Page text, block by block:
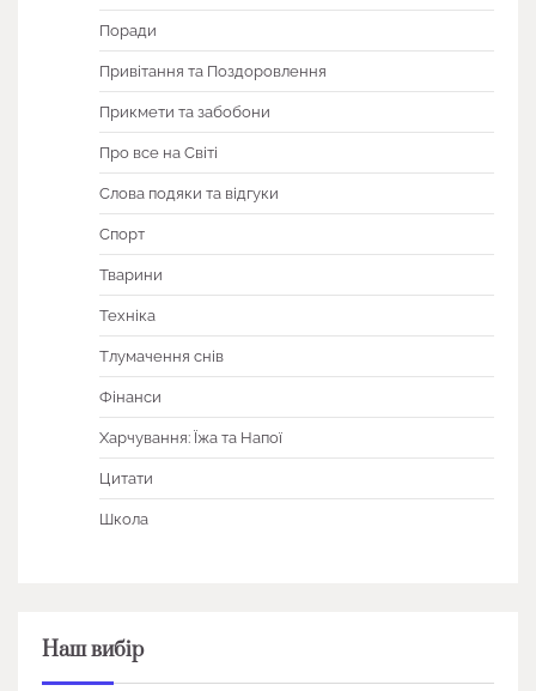
Поради
Привітання та Поздоровлення
Прикмети та забобони
Про все на Світі
Слова подяки та відгуки
Спорт
Тварини
Техніка
Тлумачення снів
Фінанси
Харчування: Їжа та Напої
Цитати
Школа
Наш вибір